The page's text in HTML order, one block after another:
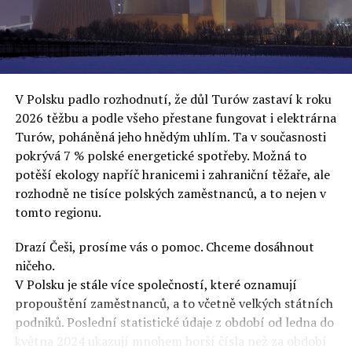
oslovuje své voliče, bublinu šílenců, kteří mu všechno
uvěří a nebudou se ptát na podrobnosti,“ řekl Rafał
Ziemkiewicz, redaktor týdeníku Do Rzeczy a ironicky
dodal: „Když se nynějšímu vedení státního hřebčince
podařilo prodat na aukci 10 plemenných koní za 600
000 euro, bylo to provládními médii oslavované jako
velký úspěch. Za vlády PiS se 14 koní prodalo za 2,5
milionu euro, což bylo stejnou mediální partou
komentováno jako konec polského chovu koní. Ve vidění
kontrolorů činnosti PiS ale určitě šlo při prodeji koní o
praní peněz či jinou nelegální činnost.“
Tuskova čísla jsou ale ujetá i jinde, pokračoval
Ziemkiewicz. „Ve vládní aféře PiS kolem vydávání víz
Tusk tvrdil, že za vlády dnešní opozice se nelegálně
prodalo 600 000 víz do Polska. Byla na to dokonce
vytvořena parlamentní vyšetřovací komise, která přišla
ale pouze na to, že 220 víz do Polska bylo
prostřednictvím úplatků uspíšeno, tedy že víza byla
V Polsku padlo rozhodnutí, že důl Turów zastaví k roku
2026 těžbu a podle všeho přestane fungovat i elektrárna
Turów, poháněná jeho hnědým uhlím. Ta v současnosti
pokrývá 7 % polské energetické spotřeby. Možná to
potěší ekology napříč hranicemi i zahraniční těžaře, ale
rozhodně ne tisíce polských zaměstnanců, a to nejen v
tomto regionu.
Drazí Češi, prosíme vás o pomoc. Chceme dosáhnout
ničeho.
V Polsku je stále více společností, které oznamují
propouštění zaměstnanců, a to včetně velkých státních
podniků. Poslední statistické údaje z období od ledna do
května 2024 ukazují mnohem horší čísla než za období